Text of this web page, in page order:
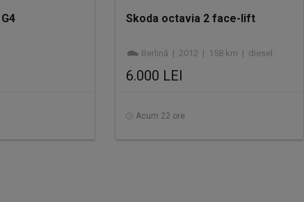
Skoda octavia 2 face-lift
Berlină | 2012 | 158 km | diesel
6.000 LEI
Acum 22 ore